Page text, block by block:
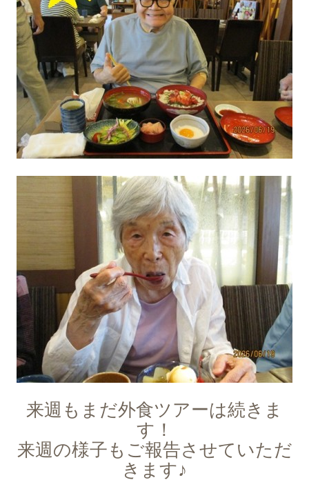
来週もまだ外食ツアーは続きま
す！
来週の様子もご報告させていただ
きます♪